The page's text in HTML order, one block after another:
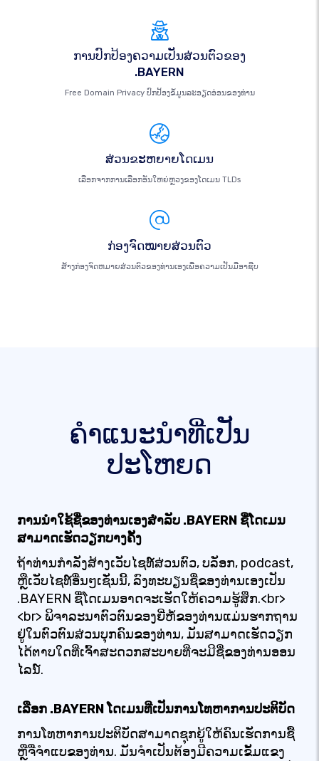
ການປົກປ້ອງຄວາມເປັນສ່ວນຕົວຂອງ
.BAYERN
Free Domain Privacy ປົກປ້ອງຂໍ້ມູນລະອຽດອ່ອນຂອງທ່ານ
ສ່ວນຂະຫຍາຍໂດເມນ
ເລືອກຈາກການເລືອກອັນໃຫຍ່ຫຼວງຂອງໂດເມນ TLDs
ກ່ອງຈົດໝາຍສ່ວນຕົວ
ສ້າງກ່ອງຈົດຫມາຍສ່ວນຕົວຂອງທ່ານເອງເພື່ອຄວາມເປັນມືອາຊີບ
ຄໍາແນະນໍາທີ່ເປັນ
ປະໂຫຍດ
ການນໍາໃຊ້ຊື່ຂອງທ່ານເອງສໍາລັບ .BAYERN ຊື່ໂດເມນ
ສາມາດເຮັດວຽກບາງຄັ້ງ
ຖ້າທ່ານກໍາລັງສ້າງເວັບໄຊທ໌ສ່ວນຕົວ, ບລັອກ, podcast,
ຫຼືເວັບໄຊທ໌ອື່ນໆເຊັ່ນນີ້, ລົງທະບຽນຊື່ຂອງທ່ານເອງເປັນ
.BAYERN ຊື່ໂດເມນອາດຈະເຮັດໃຫ້ຄວາມຮູ້ສຶກ.<br>
<br> ພິຈາລະນາຕົວຕົນຂອງຍີ່ຫໍ້ຂອງທ່ານແມ່ນຮາກຖານ
ຢູ່ໃນຕົວຕົນສ່ວນບຸກຄົນຂອງທ່ານ, ມັນສາມາດເຮັດວຽກ
ໄດ້ຕາບໃດທີ່ເຈົ້າສະດວກສະບາຍທີ່ຈະມີຊື່ຂອງທ່ານອອນ
ໄລນ໌.
ເລືອກ .BAYERN ໂດເມນທີ່ເປັນການໂທຫາການປະຕິບັດ
ການໂທຫາການປະຕິບັດສາມາດຊຸກຍູ້ໃຫ້ຄົນເຮັດການຊື້
ຫຼືຈື່ຈໍາແບຂອງທ່ານ. ມັນຈໍາເປັນຕ້ອງມີຄວາມເຂັ້ມແຂງ